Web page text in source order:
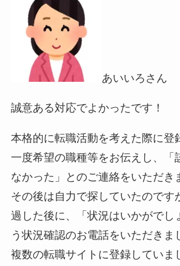
あいいろさん
誠意ある対応でよかったです！
本格的に転職活動を考えた際に登
一度希望の職種等をお伝えし、「
なかった」とのご連絡をいただき
その後は自力で探していたのです
過した後に、「状況はいかがでし
う状況確認のお電話をいただきま
複数の転職サイトに登録していま